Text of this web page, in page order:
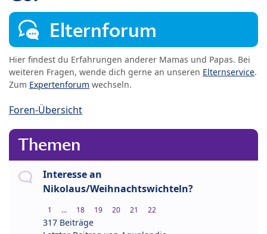
Elternforum
Hier findest du Erfahrungen anderer Mamas und Papas. Bei
weiteren Fragen, wende dich gerne an unseren Elternservice.
Zum Expertenforum wechseln.
Foren-Übersicht
Themen
Interesse an
Nikolaus/Weihnachtswichteln?
1 … 18 19 20 21 22
317 Beiträge